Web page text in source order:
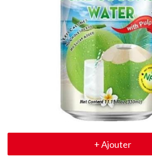
+Ajouter